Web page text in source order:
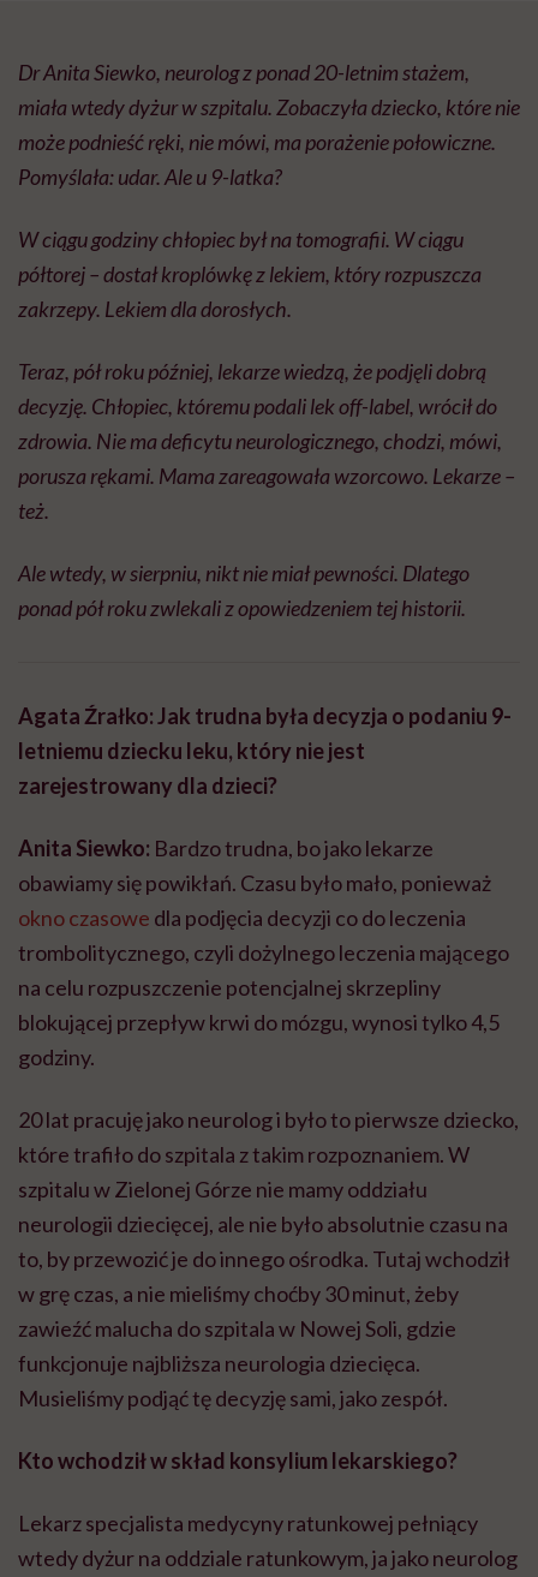
Dr Anita Siewko, neurolog z ponad 20-letnim stażem,
miała wtedy dyżur w szpitalu. Zobaczyła dziecko, które nie
może podnieść ręki, nie mówi, ma porażenie połowiczne.
Pomyślała: udar. Ale u 9-latka?
W ciągu godziny chłopiec był na tomografii. W ciągu
półtorej – dostał kroplówkę z lekiem, który rozpuszcza
zakrzepy. Lekiem dla dorosłych.
Teraz, pół roku później, lekarze wiedzą, że podjęli dobrą
decyzję. Chłopiec, któremu podali lek off-label, wrócił do
zdrowia. Nie ma deficytu neurologicznego, chodzi, mówi,
porusza rękami. Mama zareagowała wzorcowo. Lekarze –
też.
Ale wtedy, w sierpniu, nikt nie miał pewności. Dlatego
ponad pół roku zwlekali z opowiedzeniem tej historii.
Agata Źrałko: Jak trudna była decyzja o podaniu 9-
letniemu dziecku leku, który nie jest
zarejestrowany dla dzieci?
Anita Siewko: Bardzo trudna, bo jako lekarze
obawiamy się powikłań. Czasu było mało, ponieważ
okno czasowe dla podjęcia decyzji co do leczenia
trombolitycznego, czyli dożylnego leczenia mającego
na celu rozpuszczenie potencjalnej skrzepliny
blokującej przepływ krwi do mózgu, wynosi tylko 4,5
godziny.
20 lat pracuję jako neurolog i było to pierwsze dziecko,
które trafiło do szpitala z takim rozpoznaniem. W
szpitalu w Zielonej Górze nie mamy oddziału
neurologii dziecięcej, ale nie było absolutnie czasu na
to, by przewozić je do innego ośrodka. Tutaj wchodził
w grę czas, a nie mieliśmy choćby 30 minut, żeby
zawieźć malucha do szpitala w Nowej Soli, gdzie
funkcjonuje najbliższa neurologia dziecięca.
Musieliśmy podjąć tę decyzję sami, jako zespół.
Kto wchodził w skład konsylium lekarskiego?
Lekarz specjalista medycyny ratunkowej pełniący
wtedy dyżur na oddziale ratunkowym, ja jako neurolog